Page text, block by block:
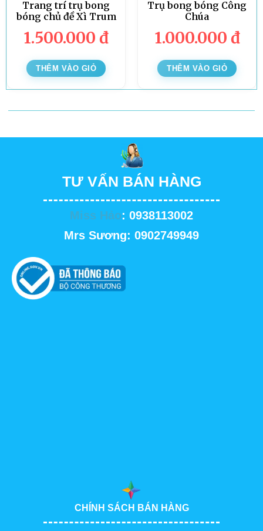
Trang trí trụ bong
bóng chủ đề Xì Trum
1.500.000 đ
THÊM VÀO GIỎ
Trụ bong bóng Công
Chúa
1.000.000 đ
THÊM VÀO GIỎ
TƯ VẤN BÁN HÀNG
Miss Hảo: 0938113002
Mrs Sương: 0902749949
CHÍNH SÁCH BÁN HÀNG